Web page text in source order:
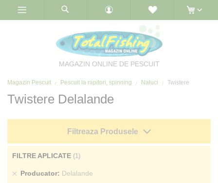
MAGAZIN ONLINE DE PESCUIT
Magazin Pescuit Pescuit la rapitori, spinning Naluci Twistere
Twistere Delalande
Filtreaza Produsele
FILTRE APLICATE
Producator Delalande
Sterge